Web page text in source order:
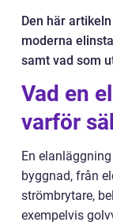
Den här
moderna
samt vad som
Vad en
varför
En
byggnad, från
strömbrytare,
exempelvis